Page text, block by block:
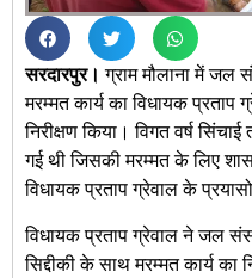
सरदारपुर। ग्राम मौलाना में जल
मरम्मत कार्य का विधायक
निरीक्षण किया। विगत वर्ष
गई थी जिसकी मरम्मत के लिए
विधायक प्रताप ग्रेवाल के
विधायक प्रताप ग्रेवाल ने जल
सिद्दीकी के साथ मरम्मत कार्य का